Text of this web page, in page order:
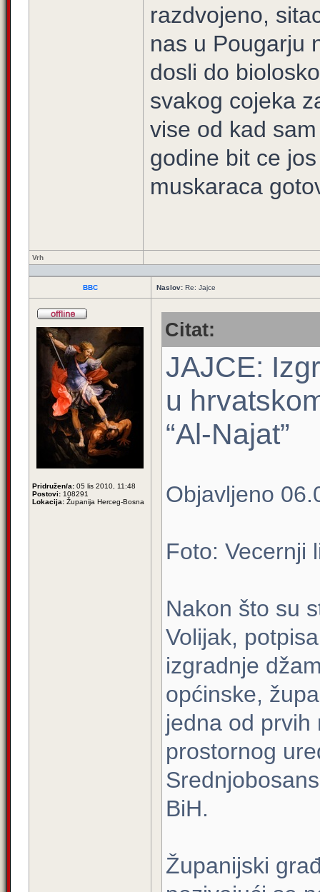
razdvojeno,
nas u Pougarju
dosli do
svakog cojeka
vise od kad
godine bit ce
muskaraca
Vrh
BBC Naslov: Re: Jajce
Pridružen/a: 05 lis 2010, 11:48
Postovi: 108291
Lokacija: Županija Herceg-Bosna
Citat:
JAJCE:
u
“Al-Najat”
Objavljeno
Foto: Vecernji
Nakon što su
Volijak,
izgradnje
općinske,
jedna od prvih
prostornog
BiH.
Županijski